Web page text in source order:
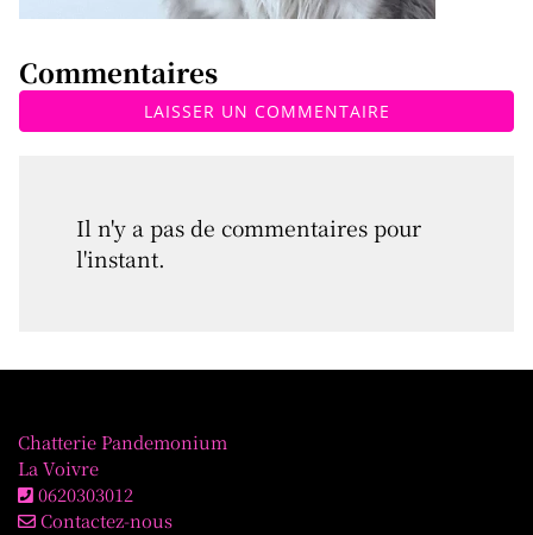
Commentaires
LAISSER UN COMMENTAIRE
Il n'y a pas de commentaires pour
l'instant.
Chatterie Pandemonium
La Voivre
0620303012
Contactez-nous